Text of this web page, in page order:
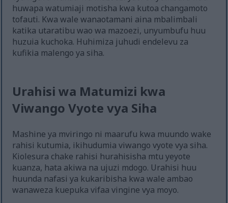
huwapa watumiaji motisha kwa kutoa changamoto
tofauti. Kwa wale wanaotamani aina mbalimbali
katika utaratibu wao wa mazoezi, unyumbufu huu
huzuia kuchoka. Huhimiza juhudi endelevu za
kufikia malengo ya siha.
Urahisi wa Matumizi kwa
Viwango Vyote vya Siha
Mashine ya mviringo ni maarufu kwa muundo wake
rahisi kutumia, ikihudumia viwango vyote vya siha.
Kiolesura chake rahisi hurahisisha mtu yeyote
kuanza, hata akiwa na ujuzi mdogo. Urahisi huu
huunda nafasi ya kukaribisha kwa wale ambao
wanaweza kuepuka vifaa vingine vya moyo.